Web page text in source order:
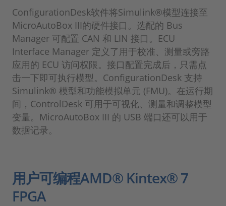
ConfigurationDesk软件将Simulink®模型连接至
MicroAutoBox III的硬件接口。选配的 Bus
Manager 可配置 CAN 和 LIN 接口。ECU
Interface Manager 定义了用于校准、测量或旁路
应用的 ECU 访问权限。接口配置完成后，只需点
击一下即可执行模型。ConfigurationDesk 支持
Simulink® 模型和功能模拟单元 (FMU)。在运行期
间，ControlDesk 可用于可视化、测量和调整模型
变量。MicroAutoBox III 的 USB 端口还可以用于
数据记录。
用户可编程AMD® Kintex® 7
FPGA